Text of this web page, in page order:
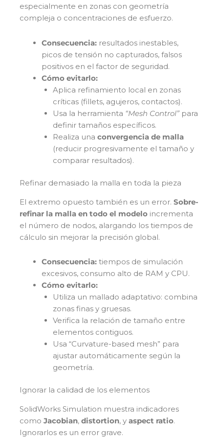
especialmente en zonas con geometría
compleja o concentraciones de esfuerzo.
Consecuencia: resultados inestables,
picos de tensión no capturados, falsos
positivos en el factor de seguridad.
Cómo evitarlo:
Aplica refinamiento local en zonas
críticas (fillets, agujeros, contactos).
Usa la herramienta “Mesh Control”para
definir tamaños específicos.
Realiza una convergencia de malla
(reducir progresivamente el tamaño y
comparar resultados).
Refinar demasiado la malla en toda la pieza
El extremo opuesto también es un error. Sobre-
refinar la malla en todo el modelo incrementa
el número de nodos, alargando los tiempos de
cálculo sin mejorar la precisión global.
Consecuencia: tiempos de simulación
excesivos, consumo alto de RAM y CPU.
Cómo evitarlo:
Utiliza un mallado adaptativo: combina
zonas finas y gruesas.
Verifica la relación de tamaño entre
elementos contiguos.
Usa “Curvature-based mesh” para
ajustar automáticamente según la
geometría.
Ignorar la calidad de los elementos
SolidWorks Simulation muestra indicadores
como Jacobian, distortion, y aspect ratio.
Ignorarlos es un error grave.